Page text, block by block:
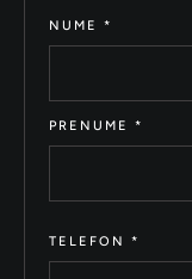
NUME *
PRENUME *
TELEFON *